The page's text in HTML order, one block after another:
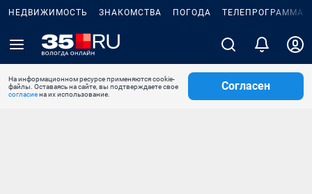
НЕДВИЖИМОСТЬ ЗНАКОМСТВА ПОГОДА ТЕЛЕПРОГРАММА
На информационном ресурсе применяются cookie-
файлы. Оставаясь на сайте, вы подтверждаете свое
согласиена их использование.
Согласен